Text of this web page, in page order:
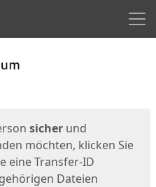
sicher und
möchten, klicken Sie
eine Transfer-ID
Dateien